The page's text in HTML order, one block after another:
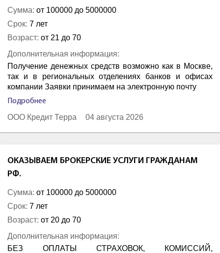
Сумма: от 100000 до 5000000
Срок: 7 лет
Возраст: от 21 до 70
Дополнительная информация:
Получение денежных средств возможно как в Москве,
так и в региональных отделениях банков и офисах
компании Заявки принимаем на электронную почту
Подробнее
ООО Кредит Терра 04 августа 2026
ОКАЗЫВАЕМ БРОКЕРСКИЕ УСЛУГИ ГРАЖДАНАМ
РФ.
Сумма: от 100000 до 5000000
Срок: 7 лет
Возраст: от 20 до 70
Дополнительная информация:
БЕЗ ОПЛАТЫ СТРАХОВОК, КОМИССИЙ,